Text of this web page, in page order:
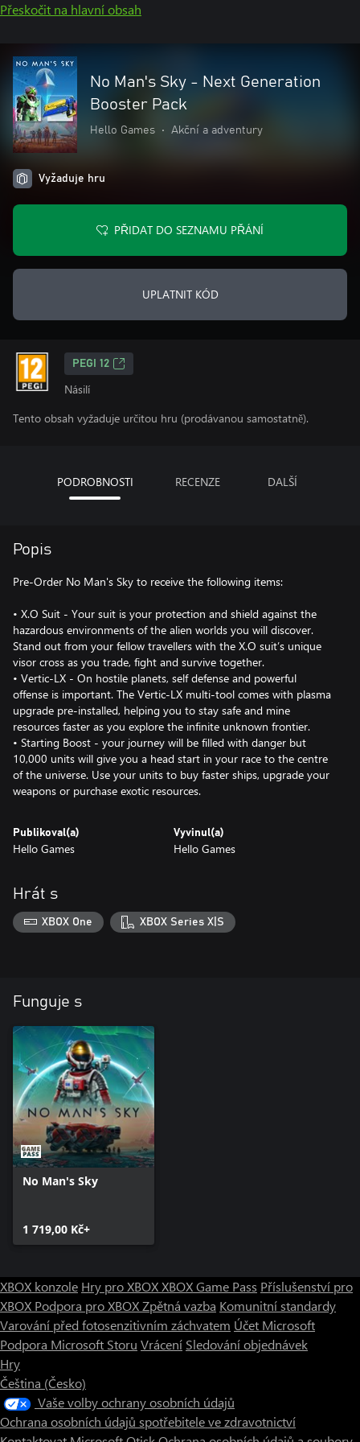
Přeskočit na hlavní obsah
No Man's Sky - Next Generation
Booster Pack
Hello Games • Akční a adventury
Vyžaduje hru
PŘIDAT DO SEZNAMU PŘÁNÍ
UPLATNIT KÓD
PEGI 12
Násilí
Tento obsah vyžaduje určitou hru (prodávanou samostatně).
PODROBNOSTI RECENZE DALŠÍ
Popis
Pre-Order No Man's Sky to receive the following items:
• X.O Suit - Your suit is your protection and shield against the
hazardous environments of the alien worlds you will discover.
Stand out from your fellow travellers with the X.O suit’s unique
visor cross as you trade, fight and survive together.
• Vertic-LX - On hostile planets, self defense and powerful
offense is important. The Vertic-LX multi-tool comes with plasma
upgrade pre-installed, helping you to stay safe and mine
resources faster as you explore the infinite unknown frontier.
• Starting Boost - your journey will be filled with danger but
10,000 units will give you a head start in your race to the centre
of the universe. Use your units to buy faster ships, upgrade your
weapons or purchase exotic resources.
Publikoval(a)
Hello Games
Vyvinul(a)
Hello Games
Hrát s
XBOX One XBOX Series X|S
Funguje s
No Man's Sky
1 719,00 Kč+
XBOX konzole Hry pro XBOXXBOX Game Pass Příslušenství pro
XBOX Podpora pro XBOXZpětná vazba Komunitní standardy
Varování před fotosenzitivním záchvatem Účet Microsoft
Podpora Microsoft Storu Vrácení Sledování objednávek
Hry
Čeština (Česko)
Vaše volby ochrany osobních údajů
Ochrana osobních údajů spotřebitele ve zdravotnictví